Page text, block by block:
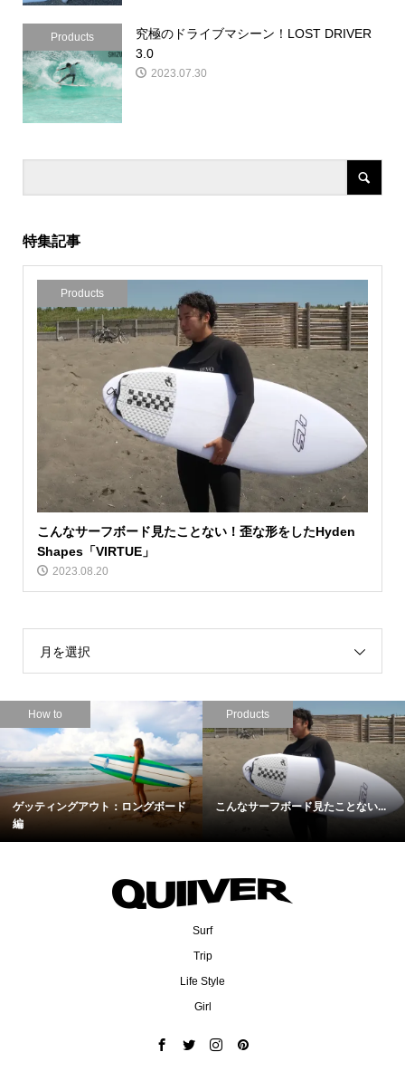
Products
究極のドライブマシーン！LOST DRIVER
3.0
2023.07.30
特集記事
Products
こんなサーフボード見たことない！歪な形をしたHyden
Shapes「VIRTUE」
2023.08.20
月を選択
How to
ゲッティングアウト：ロングボード
編
Products
こんなサーフボード見たことない...
Surf
Trip
Life Style
Girl